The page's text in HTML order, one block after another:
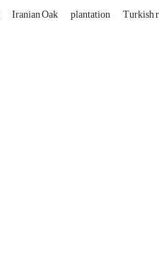
Iranian Oak plantation Turkish